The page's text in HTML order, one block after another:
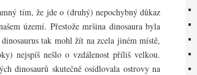
tím, že jde o (druhý) nepochybný důkaz
území. Přestože mršina dinosaura byla
tak mohl žít na zcela jiném místě,
nejspíš nešlo o vzdálenost příliš velkou.
dinosaurů skutečně osídlovala ostrovy na